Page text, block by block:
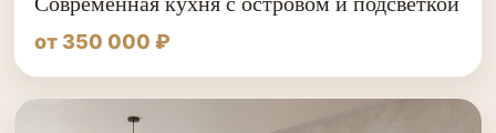
от 350 000 ₽